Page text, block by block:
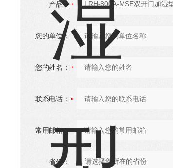
产品：
您的单位：
您的姓名：
联系电话：
常用邮箱：
省份：